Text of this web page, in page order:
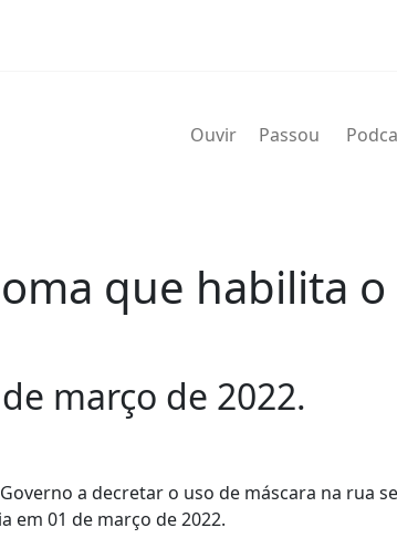
Ouvir Passou
que habilita
março de 2022.
a decretar o uso de máscara na rua
em 01 de março de 2022.